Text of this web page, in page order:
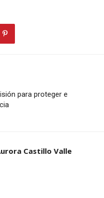
para proteger e
Castillo Valle